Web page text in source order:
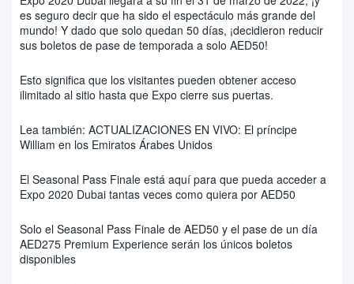
es seguro decir que ha sido el espectáculo más grande del
mundo! Y dado que solo quedan 50 días, ¡decidieron reducir
sus boletos de pase de temporada a solo AED50!
Esto significa que los visitantes pueden obtener acceso
ilimitado al sitio hasta que Expo cierre sus puertas.
Lea también: ACTUALIZACIONES EN VIVO: El príncipe
William en los Emiratos Árabes Unidos
El Seasonal Pass Finale está aquí para que pueda acceder a
Expo 2020 Dubai tantas veces como quiera por AED50
Solo el Seasonal Pass Finale de AED50 y el pase de un día
AED275 Premium Experience serán los únicos boletos
disponibles